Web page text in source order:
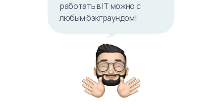
работать в IТ можно с
любым бэкграундом!